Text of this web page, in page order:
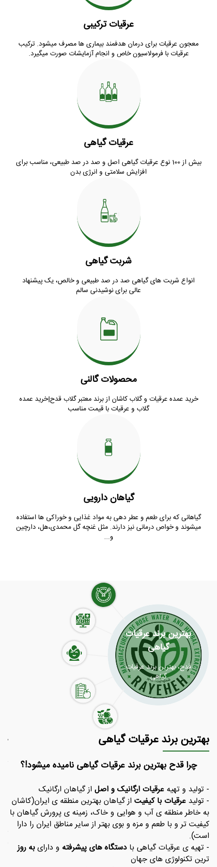
عرقیات ترکیبی
معجون عرقیات برای درمان هدفمند بیماری ها مصرف میشود. ترکیب
عرقیات با فرمولاسیون خاص و انجام آزمایشات صورت میگیرد.
عرقیات گیاهی
بیش از 100 نوع عرقیات گیاهی اصل و صد در صد طبیعی، مناسب برای
افزایش سلامتی و انرژی بدن
شربت گیاهی
انواع شربت های گیاهی صد در صد طبیعی و خالص، یک پیشنهاد
عالی برای نوشیدنی سالم
محصولات گالنی
خرید عمده عرقیات و گلاب کاشان از برند معتبر گلاب قدح|خرید عمده
گلاب و عرقیات با قیمت مناسب
گیاهان دارویی
گیاهانی که برای طعم و عطر دهی به مواد غذایی و خوراکی ها استفاده
میشوند و خواص درمانی نیز دارند. مثل غنچه گل محمدی،هل، دارچین
و...
بهترین برند عرقیات
گیاهی
قدح، بهترین برند عرقیات
گیاهی
خرید عمده گلاب
کاشان
خرید گلاب اصل کاشان
عرقیات قدح
با عرقیات گیاهی قدح،
سلامتی را به خانه ببرید.
شربت گیاهی
با شربت های گیاهی قدح
میهمانان خود را شگفت
زده کنید.
6 عرق مفید برای
کرونا
جلوگیری از ابتلا به
کرونا،بهبود کرونا
بهترین برند عرقیات گیاهی
چرا قدح بهترین برند عرقیات گیاهی نامیده میشود!؟
- تولید و تهیه عرقیات ارگانیک و اصل از گیاهان ارگانیک
- تولید عرقیات با کیفیت از گیاهان بهترین منطقه ی ایران(کاشان
به خاطر منطقه ی آب و هوایی و خاک، زمینه ی پرورش گیاهان با
کیفیت تر و با طعم و مزه و بوی بهتر از سایر مناطق ایران را دارا
است).
- تهیه ی عرقیات گیاهی با دستگاه های پیشرفته و دارایبه روز
ترین تکنولوژی های جهان